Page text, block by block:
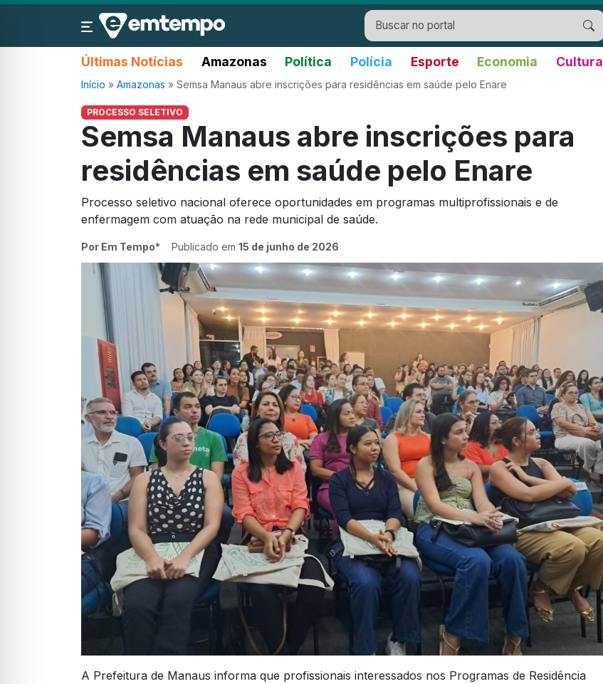
Últimas Notícias Amazonas Política Polícia Esporte Economia Cultura
Início » Amazonas » Semsa Manaus abre inscrições para residências em saúde pelo Enare
PROCESSO SELETIVO
Semsa Manaus abre inscrições para
residências em saúde pelo Enare
Processo seletivo nacional oferece oportunidades em programas multiprofissionais e de
enfermagem com atuação na rede municipal de saúde.
Por Em Tempo* Publicado em 15 de junho de 2026
A Prefeitura de Manaus informa que profissionais interessados nos Programas de Residência